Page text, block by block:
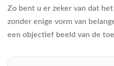
Zo bent u er zeker van dat
zonder enige vorm van
een objectief beeld van de